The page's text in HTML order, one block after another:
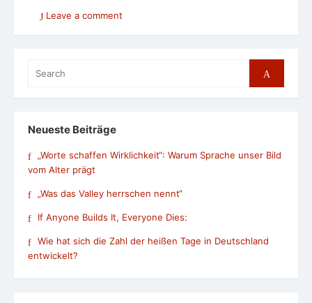
Leave a comment
for:
Search
Neueste Beiträge
„Worte schaffen Wirklichkeit“: Warum Sprache unser Bild
vom Alter prägt
„Was das Valley herrschen nennt“
If Anyone Builds It, Everyone Dies:
Wie hat sich die Zahl der heißen Tage in Deutschland
entwickelt?